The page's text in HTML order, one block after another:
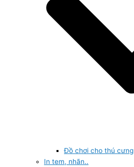
Đồ chơi cho thú cưng
In tem, nhãn..